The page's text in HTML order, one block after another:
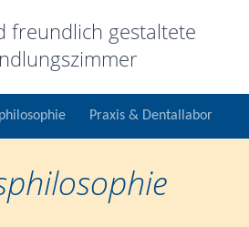
freundlich gestaltete
Praxis & Dentallabor